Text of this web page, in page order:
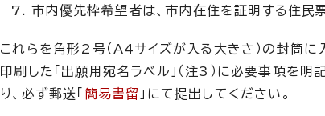
市内優先枠希望者は、市内在住を証明する住民
これらを角形2号（A4サイズが入る大きさ）の封筒に
印刷した「出願用宛名ラベル」（注3）に必要事項を明
り、必ず郵送「 簡易書留 」にて提出してください。